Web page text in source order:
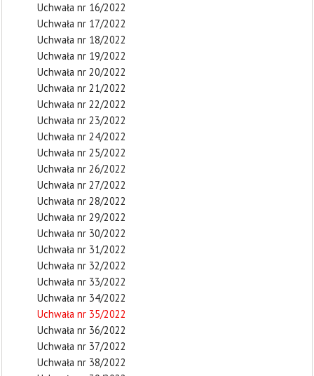
Uchwała nr 16/2022
Uchwała nr 17/2022
Uchwała nr 18/2022
Uchwała nr 19/2022
Uchwała nr 20/2022
Uchwała nr 21/2022
Uchwała nr 22/2022
Uchwała nr 23/2022
Uchwała nr 24/2022
Uchwała nr 25/2022
Uchwała nr 26/2022
Uchwała nr 27/2022
Uchwała nr 28/2022
Uchwała nr 29/2022
Uchwała nr 30/2022
Uchwała nr 31/2022
Uchwała nr 32/2022
Uchwała nr 33/2022
Uchwała nr 34/2022
Uchwała nr 35/2022
Uchwała nr 36/2022
Uchwała nr 37/2022
Uchwała nr 38/2022